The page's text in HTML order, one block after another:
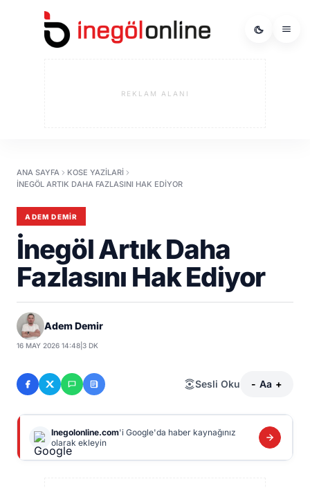
REKLAM ALANI
ANA SAYFA
KOSE YAZILARI
İNEGÖL ARTIK DAHA FAZLASINI HAK EDIYOR
ADEM DEMIR
İnegöl Artık Daha
Fazlasını Hak Ediyor
Adem Demir
16 MAY 2026 14:48 |3 DK
Sesli Oku - Aa +
Inegolonline.com'i Google'da haber kaynağınız
olarak ekleyin